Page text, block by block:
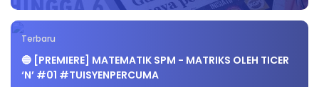
Terbaru
🔵 [PREMIERE] MATEMATIK SPM - MATRIKS OLEH TICER
‘N’ #01 #TUISYENPERCUMA